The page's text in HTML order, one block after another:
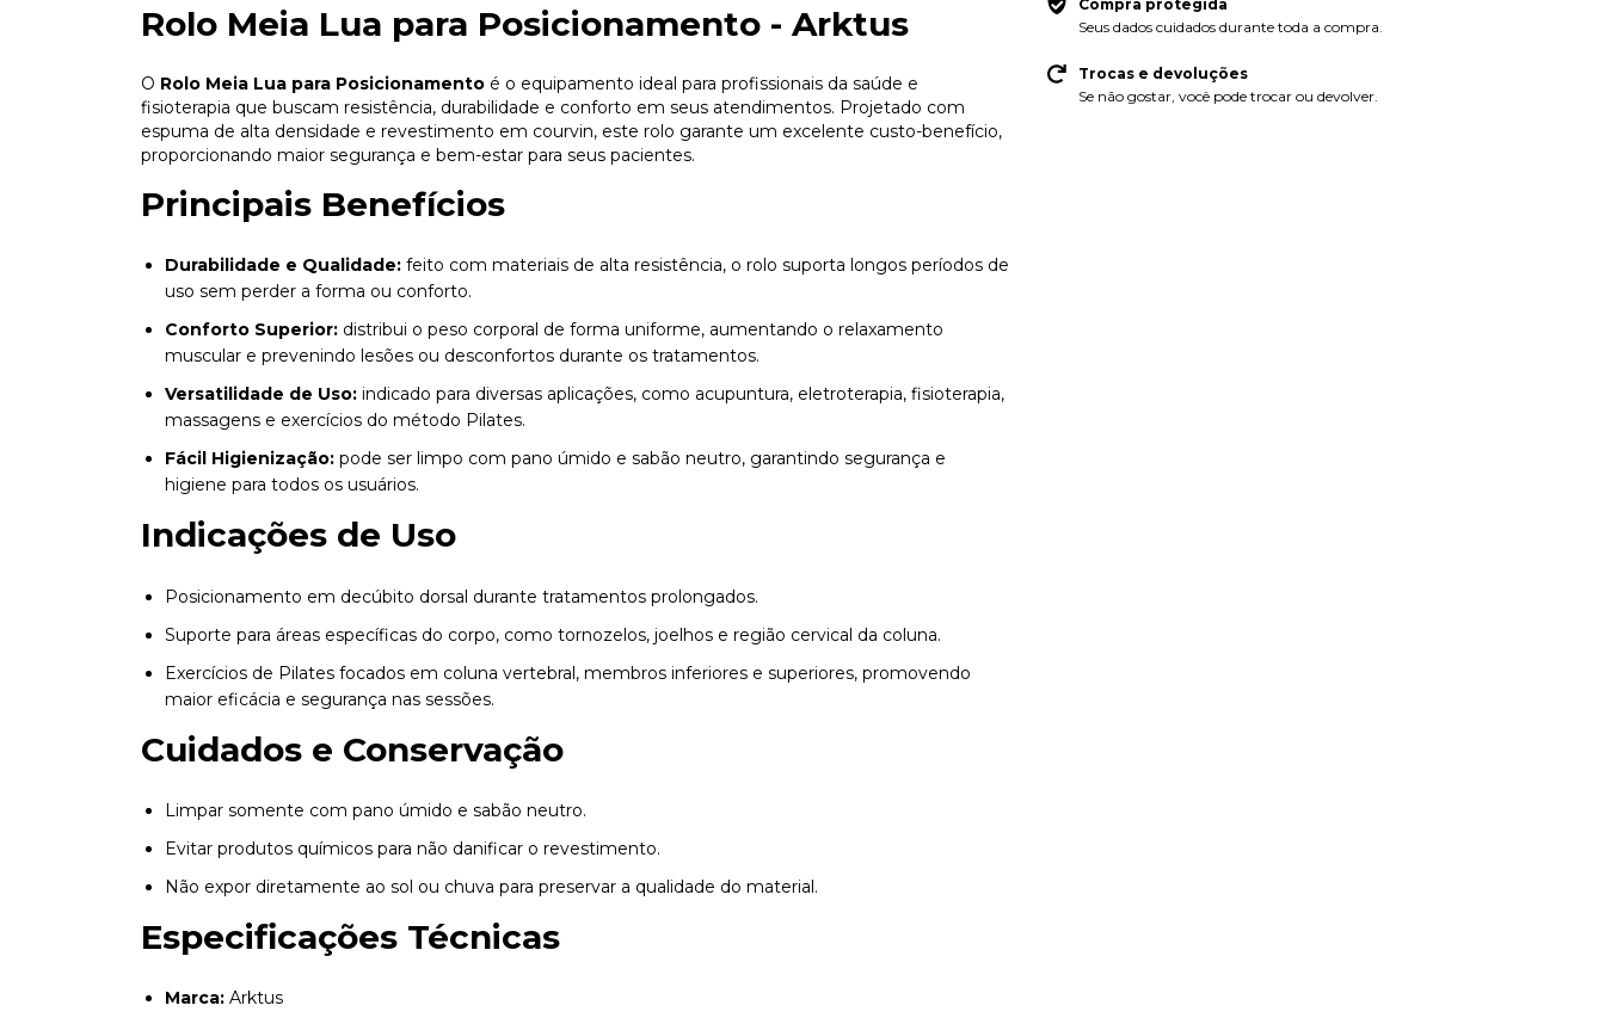
Rolo Meia Lua para Posicionamento - Arktus
O Rolo Meia Lua para Posicionamento é o equipamento ideal para profissionais da saúde e
fisioterapia que buscam resistência, durabilidade e conforto em seus atendimentos. Projetado com
espuma de alta densidade e revestimento em courvin, este rolo garante um excelente custo-benefício,
proporcionando maior segurança e bem-estar para seus pacientes.
Principais Benefícios
Durabilidade e Qualidade: feito com materiais de alta resistência, o rolo suporta longos períodos de
uso sem perder a forma ou conforto.
Conforto Superior: distribui o peso corporal de forma uniforme, aumentando o relaxamento
muscular e prevenindo lesões ou desconfortos durante os tratamentos.
Versatilidade de Uso: indicado para diversas aplicações, como acupuntura, eletroterapia, fisioterapia,
massagens e exercícios do método Pilates.
Fácil Higienização: pode ser limpo com pano úmido e sabão neutro, garantindo segurança e
higiene para todos os usuários.
Indicações de Uso
Posicionamento em decúbito dorsal durante tratamentos prolongados.
Suporte para áreas específicas do corpo, como tornozelos, joelhos e região cervical da coluna.
Exercícios de Pilates focados em coluna vertebral, membros inferiores e superiores, promovendo
maior eficácia e segurança nas sessões.
Cuidados e Conservação
Limpar somente com pano úmido e sabão neutro.
Evitar produtos químicos para não danificar o revestimento.
Não expor diretamente ao sol ou chuva para preservar a qualidade do material.
Especificações Técnicas
Marca: Arktus
Compra protegida
Seus dados cuidados durante toda a compra.
Trocas e devoluções
Se não gostar, você pode trocar ou devolver.